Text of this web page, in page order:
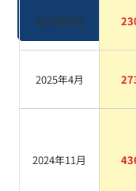
2025年9月
2025年4月
2024年11月